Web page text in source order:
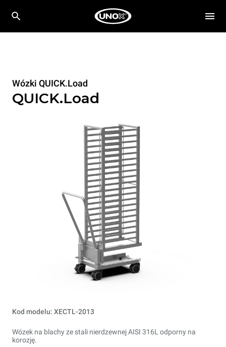
Wózki QUICK.Load
QUICK.Load
Kod modelu: XECTL-2013
Wózek na blachy ze stali nierdzewnej AISI 316L odporny na
korozję.